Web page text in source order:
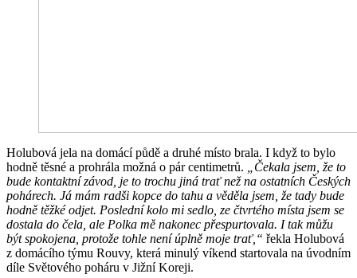
Holubová jela na domácí půdě a druhé místo brala. I když to bylo
hodně těsné a prohrála možná o pár centimetrů.
„Čekala jsem, že to
bude kontaktní závod, je to trochu jiná trať než na ostatních Českých
pohárech. Já mám radši kopce do tahu a věděla jsem, že tady bude
hodně těžké odjet. Poslední kolo mi sedlo, ze čtvrtého místa jsem se
dostala do čela, ale Polka mě nakonec přespurtovala. I tak můžu
být spokojena, protože tohle není úplně moje trať,“ řekla Holubová
z domácího týmu Rouvy, která minulý víkend startovala na úvodním
díle Světového poháru v Jižní Koreji.